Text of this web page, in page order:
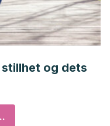
stillhet og dets